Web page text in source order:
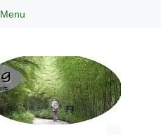
Menu